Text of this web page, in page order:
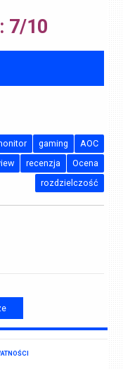
7/10
AOC
gaming
Ocena
recenzja
rozdzielczość